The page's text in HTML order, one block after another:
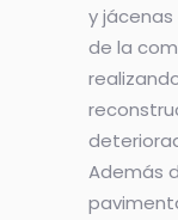
y
de la
Además